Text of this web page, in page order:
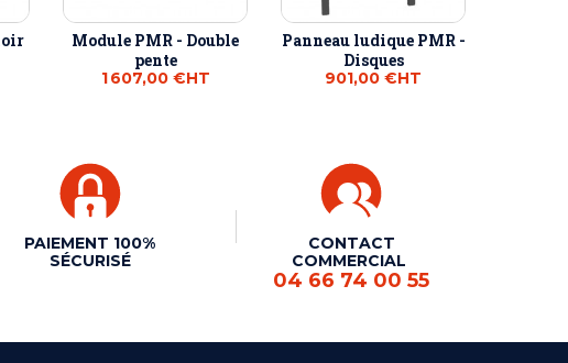
Module PMR - Double
pente
1 607,00 €HT
Panneau ludique PMR -
Disques
901,00 €HT
PAIEMENT 100%
SÉCURISÉ
CONTACT
COMMERCIAL
04 66 74 00 55